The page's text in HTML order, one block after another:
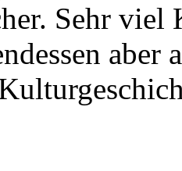
Sehr viel
aber